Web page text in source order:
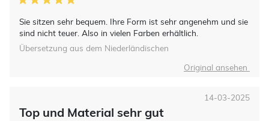
Sie sitzen sehr bequem. Ihre Form ist sehr angenehm und sie
sind nicht teuer. Also in vielen Farben erhältlich.
Übersetzung aus dem Niederländischen
Original ansehen
Top und Material sehr gut
14-03-2025